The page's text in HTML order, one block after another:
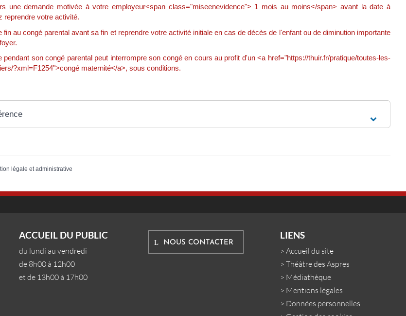
une demande motivée à votre employeur<span class="miseenevidence"> 1 mois au moins</span> avant la date à
reprendre votre activité.
fin au congé parental avant sa fin et reprendre votre activité initiale en cas de décès de l'enfant ou de diminution importante
pendant son congé parental peut interrompre son congé en cours au profit d'un <a href="https://thuir.fr/pratique/toutes-les-
?xml=F1254">congé maternité</a>, sous conditions.
légale et administrative
ACCUEIL DU PUBLIC
du lundi au vendredi
de 8h00 à 12h00
et de 13h00 à 17h00
NOUS CONTACTER
LIENS
>Accueil du site
>Théâtre des Aspres
> Médiathèque
> Mentions légales
> Données personnelles